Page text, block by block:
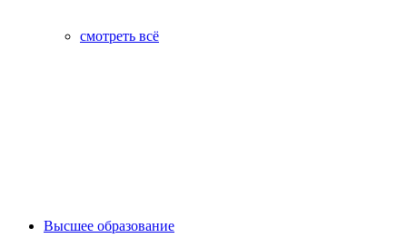
смотреть всё
Высшее образование